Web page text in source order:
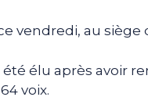
vendredi, au siège
élu après avoir
voix.